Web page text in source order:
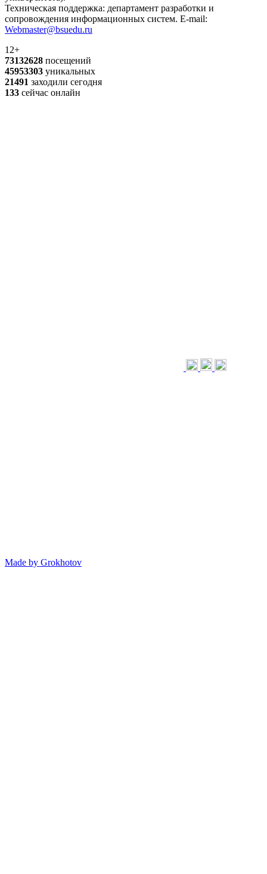
Техническая поддержка: департамент разработки и
сопровождения информационных систем. E-mail:
Webmaster@bsuedu.ru
12+
73132628 посещений
45953303 уникальных
21491 заходили сегодня
133 сейчас онлайн
Made by Grokhotov